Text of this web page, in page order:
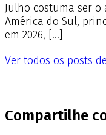
Julho costuma ser o
América do Sul,
em 2026, […]
Ver todos os posts
Compartilhe